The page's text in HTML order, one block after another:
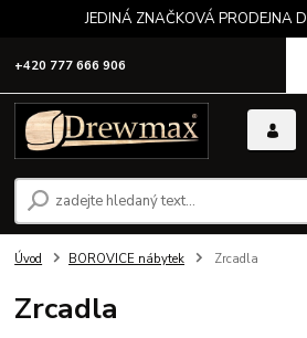
JEDINÁ ZNAČKOVÁ PRODEJNA
+420 777 666 906
Úvod BOROVICE nábytek Zrcadla
Zrcadla